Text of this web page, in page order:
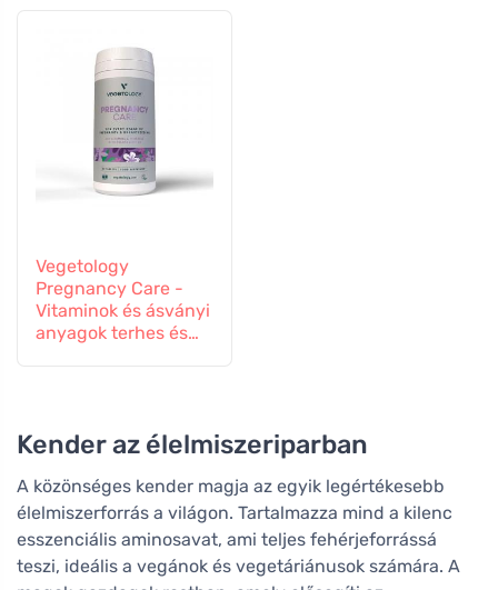
Vegetology
Pregnancy Care -
Vitaminok és ásványi
anyagok terhes és
Kender az élelmiszeriparban
A közönséges kender magja az egyik legértékesebb
élelmiszerforrás a világon. Tartalmazza mind a kilenc
esszenciális aminosavat, ami teljes fehérjeforrássá
teszi, ideális a vegánok és vegetáriánusok számára. A